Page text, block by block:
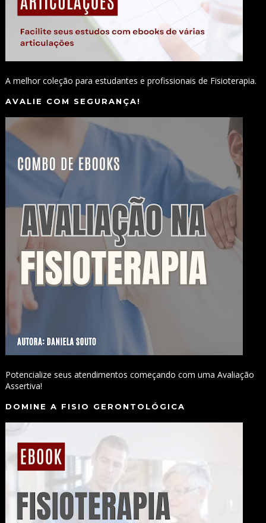
A melhor coleção para estudantes e profissionais de Fisioterapia.
AVALIE COM SEGURANÇA!
Potencialize seus atendimentos começando com uma Avaliação
Assertiva!
DOMINE A FISIO GERONTOLÓGICA